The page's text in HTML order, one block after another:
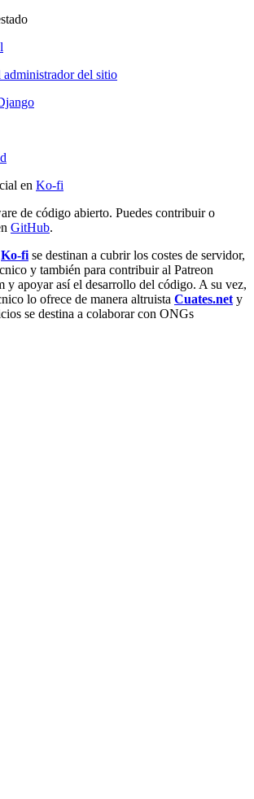
del sitio
en Ko-fi
de código abierto. Puedes contribuir o
GitHub.
Ko-fi se destinan a cubrir los costes de servidor,
y también para contribuir al Patreon
apoyar así el desarrollo del código. A su vez,
lo ofrece de manera altruista Cuates.net y
se destina a colaborar con ONGs